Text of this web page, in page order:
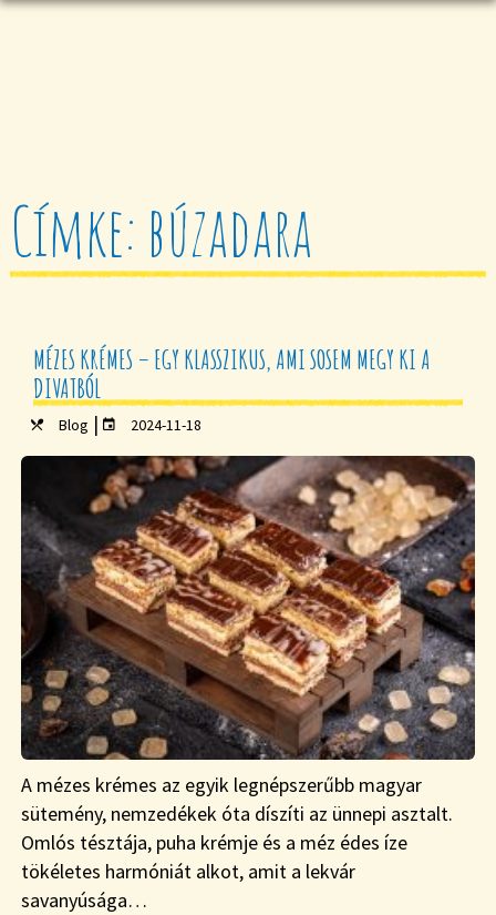
Címke: búzadara
MÉZES KRÉMES – EGY KLASSZIKUS, AMI SOSEM MEGY KI A
DIVATBÓL
Blog | 2024-11-18
A mézes krémes az egyik legnépszerűbb magyar
sütemény, nemzedékek óta díszíti az ünnepi asztalt.
Omlós tésztája, puha krémje és a méz édes íze
tökéletes harmóniát alkot, amit a lekvár
savanyúsága…